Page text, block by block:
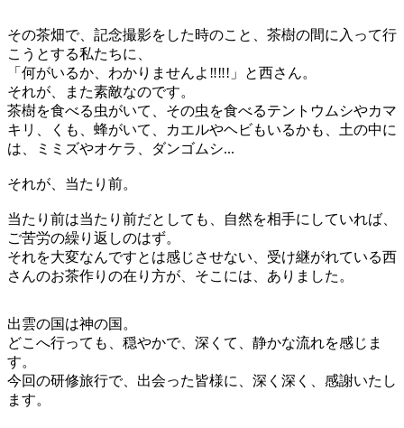
その茶畑で、記念撮影をした時のこと、茶樹の間に入って行
こうとする私たちに、
「何がいるか、わかりませんよ‼︎‼︎!」と西さん。
それが、また素敵なのです。
茶樹を食べる虫がいて、その虫を食べるテントウムシやカマ
キリ、くも、蜂がいて、カエルやヘビもいるかも、土の中に
は、ミミズやオケラ、ダンゴムシ...
それが、当たり前。
当たり前は当たり前だとしても、自然を相手にしていれば、
ご苦労の繰り返しのはず。
それを大変なんですとは感じさせない、受け継がれている西
さんのお茶作りの在り方が、そこには、ありました。
出雲の国は神の国。
どこへ行っても、穏やかで、深くて、静かな流れを感じま
す。
今回の研修旅行で、出会った皆様に、深く深く、感謝いたし
ます。